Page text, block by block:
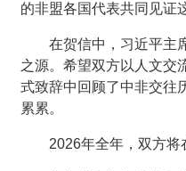
的非盟各国代表共同见证
在贺信中，习近平主
之源。希望双方以人文交
式致辞中回顾了中非交往
累累。
2026年全年，双方